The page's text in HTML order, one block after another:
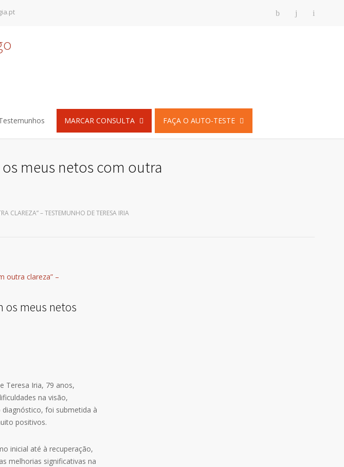
MARCAR CONSULTA FAÇA O AUTO-TESTE
meus netos com outra
CLAREZA” – TESTEMUNHO DE TERESA IRIA
os meus netos
Teresa Iria, 79 anos,
na visão,
foi submetida à
positivos.
inicial até à recuperação,
melhorias significativas na